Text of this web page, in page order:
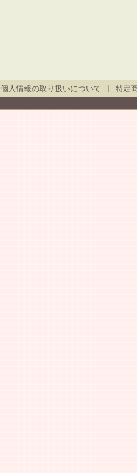
個人情報の取り扱いについて 特定